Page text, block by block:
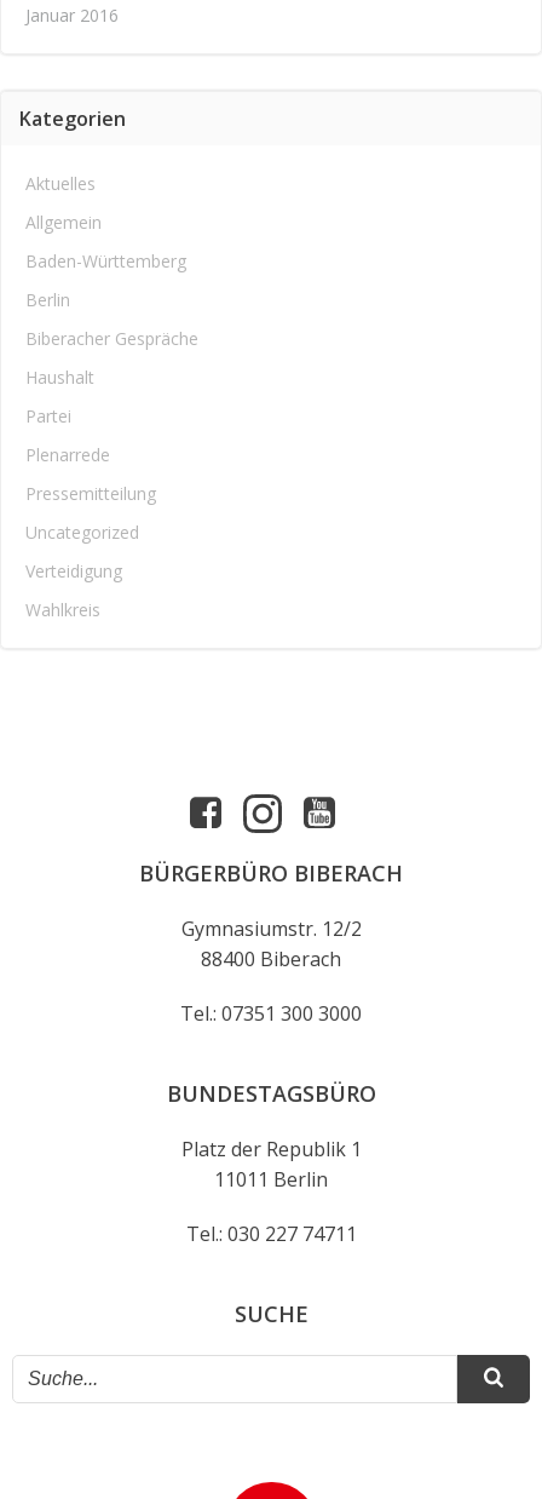
Januar 2016
Kategorien
Aktuelles
Allgemein
Baden-Württemberg
Berlin
Biberacher Gespräche
Haushalt
Partei
Plenarrede
Pressemitteilung
Uncategorized
Verteidigung
Wahlkreis
BÜRGERBÜRO BIBERACH
Gymnasiumstr. 12/2
88400 Biberach
Tel.: 07351 300 3000
BUNDESTAGSBÜRO
Platz der Republik 1
11011 Berlin
Tel.: 030 227 74711
SUCHE